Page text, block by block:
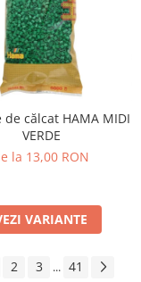
de călcat HAMA MIDI
VERDE
la 13,00 RON
VARIANTE
2 3 ... 41